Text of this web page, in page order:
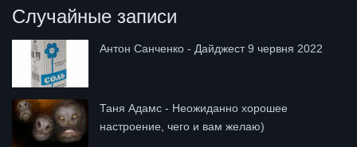
Случайные записи
Антон Санченко - Дайджест 9 червня 2022
Таня Адамс - Неожиданно хорошее
настроение, чего и вам желаю)